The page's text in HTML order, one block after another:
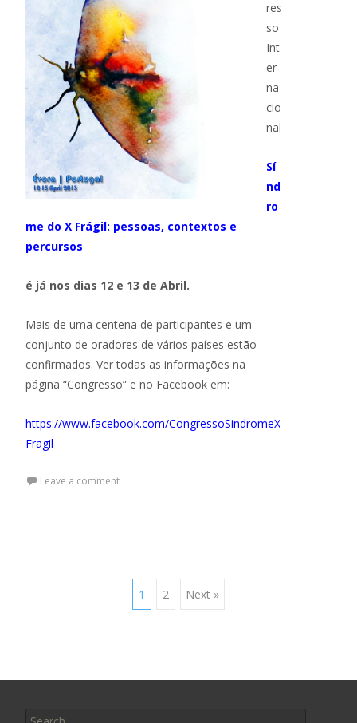
res
so
Int
er
na
cio
nal
Sí
nd
ro
me do X Frágil: pessoas, contextos e
percursos
é já nos dias 12 e 13 de Abril.
Mais de uma centena de participantes e um
conjunto de oradores de vários países estão
confirmados. Ver todas as informações na
página “Congresso” e no Facebook em:
https://www.facebook.com/CongressoSindromeX
Fragil
Leave a comment
1 2 Next »